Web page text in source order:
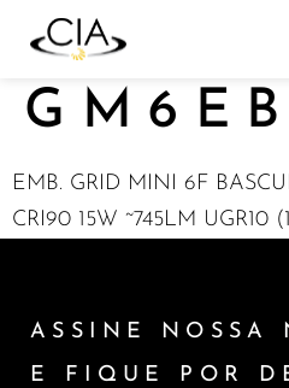
EMB. GRID MINI 6F
CRI90 15W ~745LM UGR10
ASSINE NOSSA
E FIQUE POR